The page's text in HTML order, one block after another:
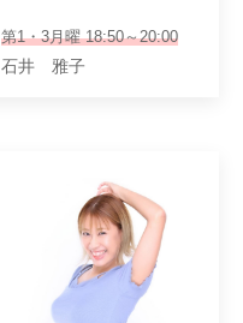
第1・3月曜 18:50～20:00
石井 雅子